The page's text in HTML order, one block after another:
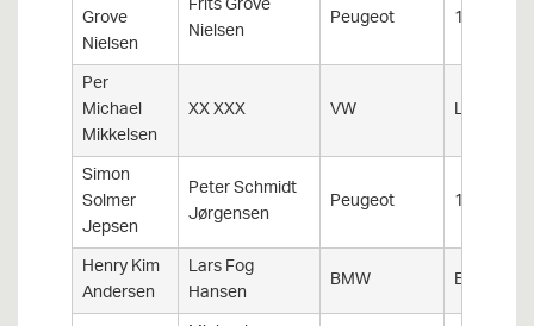
Grove
Nielsen Nielsen Peugeot
106 Gti
Per
Michael
Mikkelsen
XX XXX VW
Lupo
Simon
Solmer
Jepsen
Peter Schmidt
Jørgensen Peugeot
106 S16
Henry Kim
Andersen
Lars Fog
Hansen BMW
E46